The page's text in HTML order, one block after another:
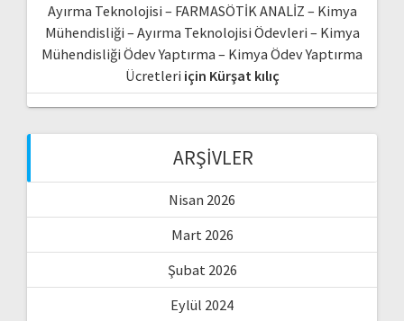
Ayırma Teknolojisi – FARMASÖTİK ANALİZ – Kimya
Mühendisliği – Ayırma Teknolojisi Ödevleri – Kimya
Mühendisliği Ödev Yaptırma – Kimya Ödev Yaptırma
Ücretleri için Kürşat kılıç
ARŞIVLER
Nisan 2026
Mart 2026
Şubat 2026
Eylül 2024